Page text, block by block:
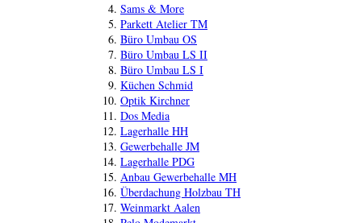
Sams & More
Parkett Atelier TM
Büro Umbau OS
Büro Umbau LS II
Büro Umbau LS I
Küchen Schmid
Optik Kirchner
Dos Media
Lagerhalle HH
Gewerbehalle JM
Lagerhalle PDG
Anbau Gewerbehalle MH
Überdachung Holzbau TH
Weinmarkt Aalen